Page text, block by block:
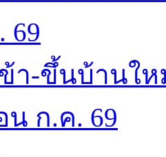
69
า-ขึ้นบ้านใ
น ก.ค. 69